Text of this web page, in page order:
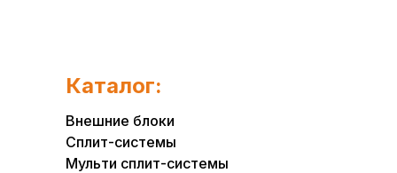
Внешние блоки
Сплит-системы
Мульти сплит-системы
Каталог: